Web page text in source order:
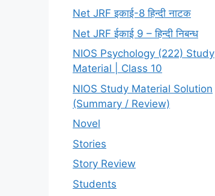
Net JRF इकाई-8 हिन्दी नाटक
Net JRF ईकाई 9 – हिन्दी निबन्ध
NIOS Psychology (222) Study
Material | Class 10
NIOS Study Material Solution
(Summary / Review)
Novel
Stories
Story Review
Students